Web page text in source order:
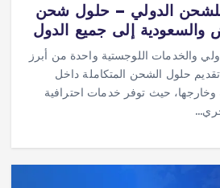
الدولي – حلول شحن
والسعودية إلى جميع الدول
والخدمات اللوجستية واحدة من أبرز
حلول الشحن المتكاملة داخل
وخارجها، حيث توفر خدمات احترافية